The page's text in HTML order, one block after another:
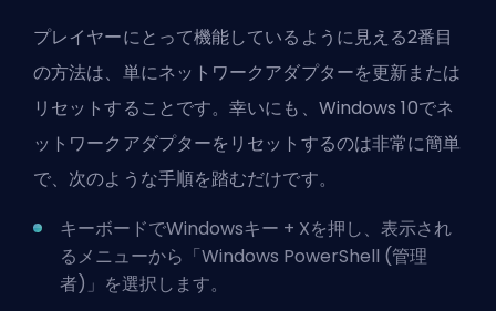
プレイヤーにとって機能しているように見える2番目
の方法は、単にネットワークアダプターを更新または
リセットすることです。幸いにも、Windows 10でネ
ットワークアダプターをリセットするのは非常に簡単
で、次のような手順を踏むだけです。
キーボードでWindowsキー + Xを押し、表示され
るメニューから「Windows PowerShell (管理
者)」を選択します。